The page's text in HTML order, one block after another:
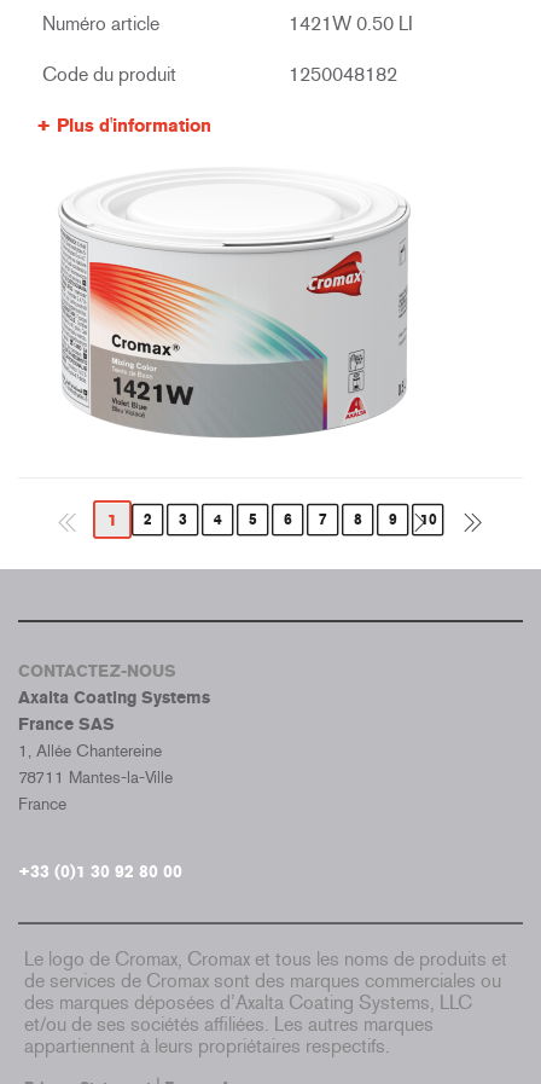
Numéro article 1421W 0.50 LI
Code du produit 1250048182
Plus d'information
1 2 3 4 5 6 7 8 9 10
CONTACTEZ-NOUS
Axalta Coating Systems
France SAS
1, Allée Chantereine
78711 Mantes-la-Ville
France
+33 (0)1 30 92 80 00
Le logo de Cromax, Cromax et tous les noms de produits et
de services de Cromax sont des marques commerciales ou
des marques déposées d’Axalta Coating Systems, LLC
et/ou de ses sociétés affiliées. Les autres marques
appartiennent à leurs propriétaires respectifs.